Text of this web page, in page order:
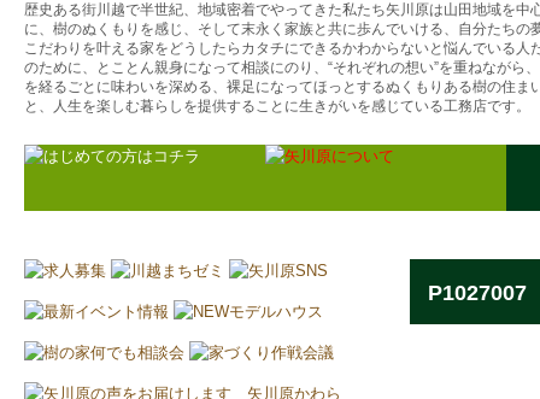
歴史ある街川越で半世紀、地域密着でやってきた私たち矢川原は山田地域を中
に、樹のぬくもりを感じ、そして末永く家族と共に歩んでいける、自分たちの
こだわりを叶える家をどうしたらカタチにできるかわからないと悩んでいる人
のために、とことん親身になって相談にのり、“それぞれの想い”を重ねながら
を経るごとに味わいを深める、裸足になってほっとするぬくもりある樹の住ま
と、人生を楽しむ暮らしを提供することに生きがいを感じている工務店です。
P1027007